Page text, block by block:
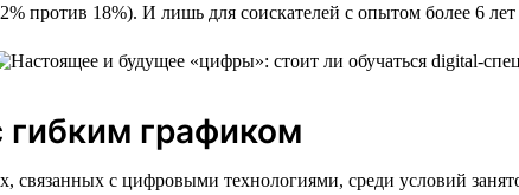
против 18%). И лишь для соискателей с опытом более 6
гибким графиком
связанных с цифровыми технологиями, среди условий